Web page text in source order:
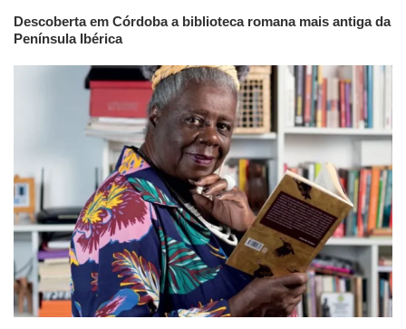
Descoberta em Córdoba a biblioteca romana mais antiga da
Península Ibérica